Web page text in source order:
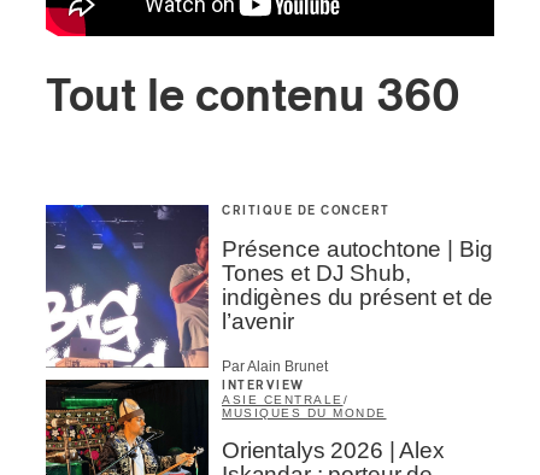
Tout le contenu 360
CRITIQUE DE CONCERT
Présence autochtone | Big
Tones et DJ Shub,
indigènes du présent et de
l’avenir
Par Alain Brunet
INTERVIEW
ASIE CENTRALE /
MUSIQUES DU MONDE
Orientalys 2026 | Alex